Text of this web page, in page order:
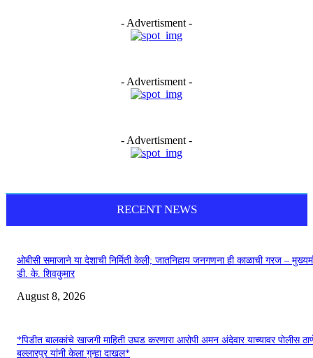
- Advertisment -
- Advertisment -
- Advertisment -
RECENT NEWS
ओबीसी समाजाने या देशाची निर्मिती केली; जातनिहाय जनगणना ही काळाची गरज –
डी. के. शिवकुमार
August 8, 2026
*पिडीत बालकांचे खाजगी माहिती उघड करणारा आरोपी अमन अंदेवार याच्यावर पोलीस
बल्लारपुर यांनी केला गुन्हा दाखल*